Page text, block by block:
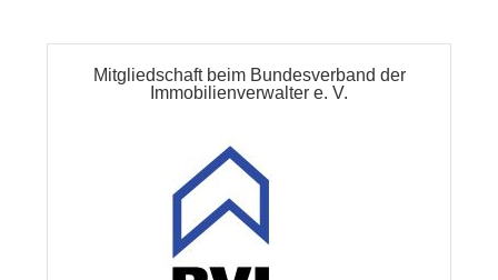
Mitgliedschaft beim Bundesverband der
Immobilienverwalter e. V.